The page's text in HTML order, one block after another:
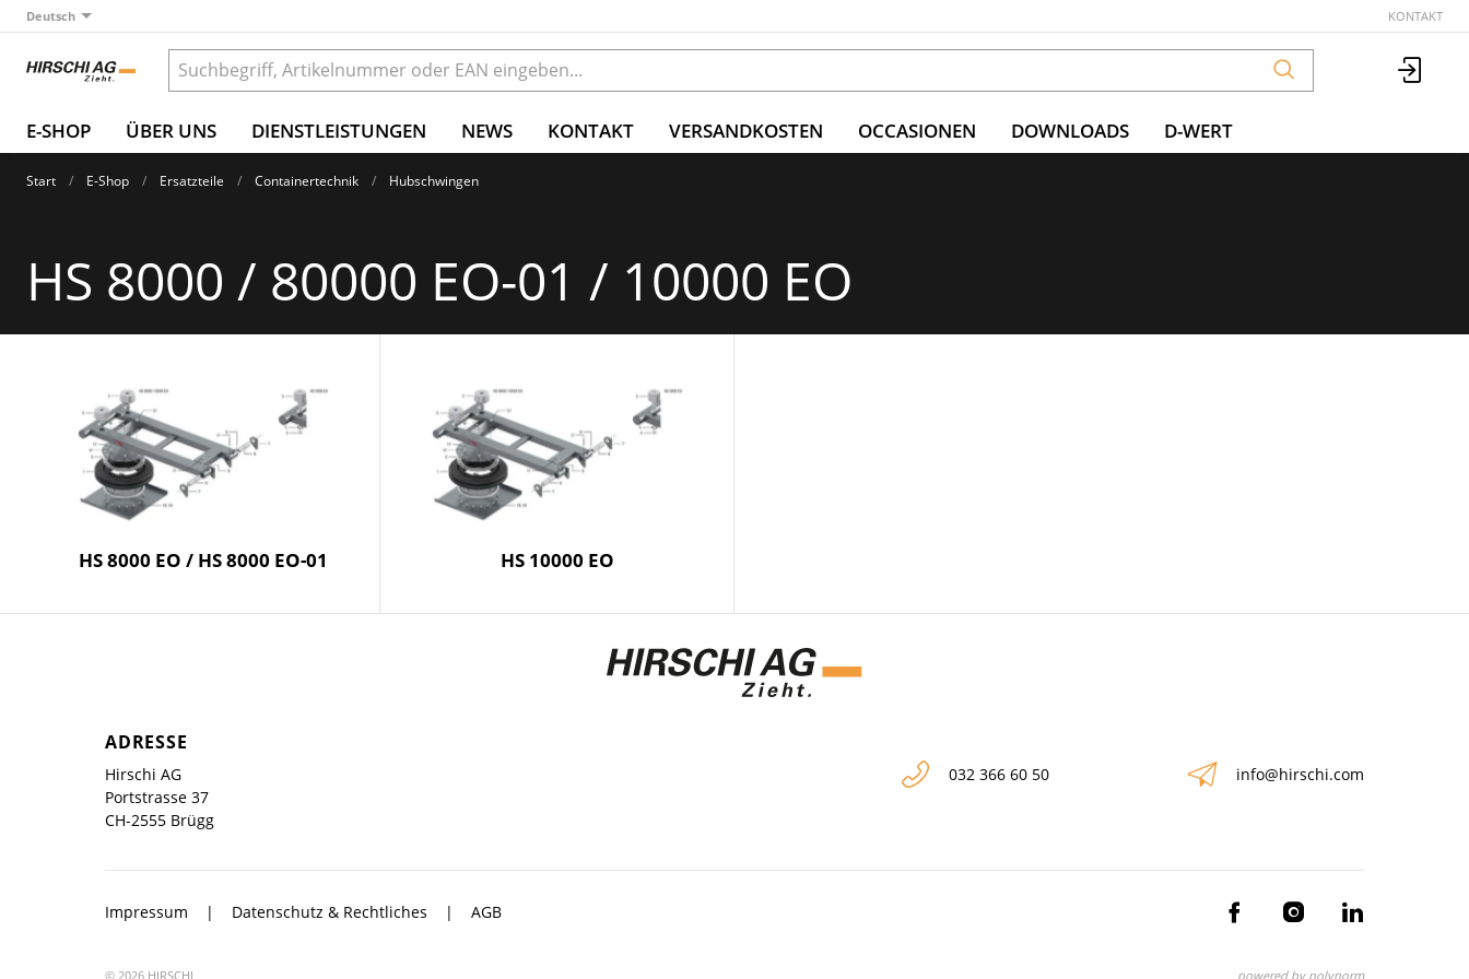
Deutsch KONTAKT
E-SHOP ÜBER UNS DIENSTLEISTUNGEN NEWS KONTAKT VERSANDKOSTEN OCCASIONEN DOWNLOADS D-WERT
Start E-Shop Ersatzteile Containertechnik Hubschwingen
HS 8000 / 80000 EO-01 / 10000 EO
HS 8000 EO / HS 8000 EO-01 HS 10000 EO
ADRESSE
Hirschi AG
Portstrasse 37
CH-2555 Brügg
032 366 60 50 info@hirschi.com
Impressum Datenschutz & Rechtliches AGB
© 2026 HIRSCHI powered by polynorm